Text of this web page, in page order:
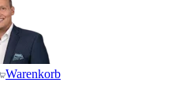
Warenkorb